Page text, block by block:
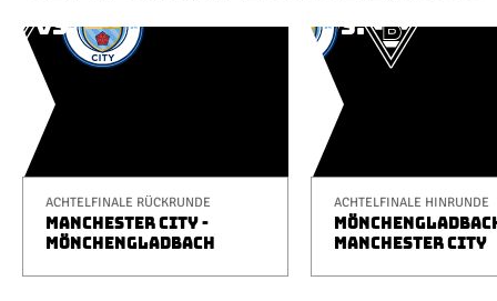
ACHTELFINALE RÜCKRUNDE
MANCHESTER CITY -
MÖNCHENGLADBACH
ACHTELFINALE HINRUNDE
MANCHESTER CITY